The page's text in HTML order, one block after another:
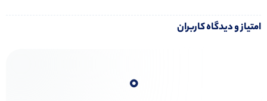
امتیاز و دیدگاه کاربران
0